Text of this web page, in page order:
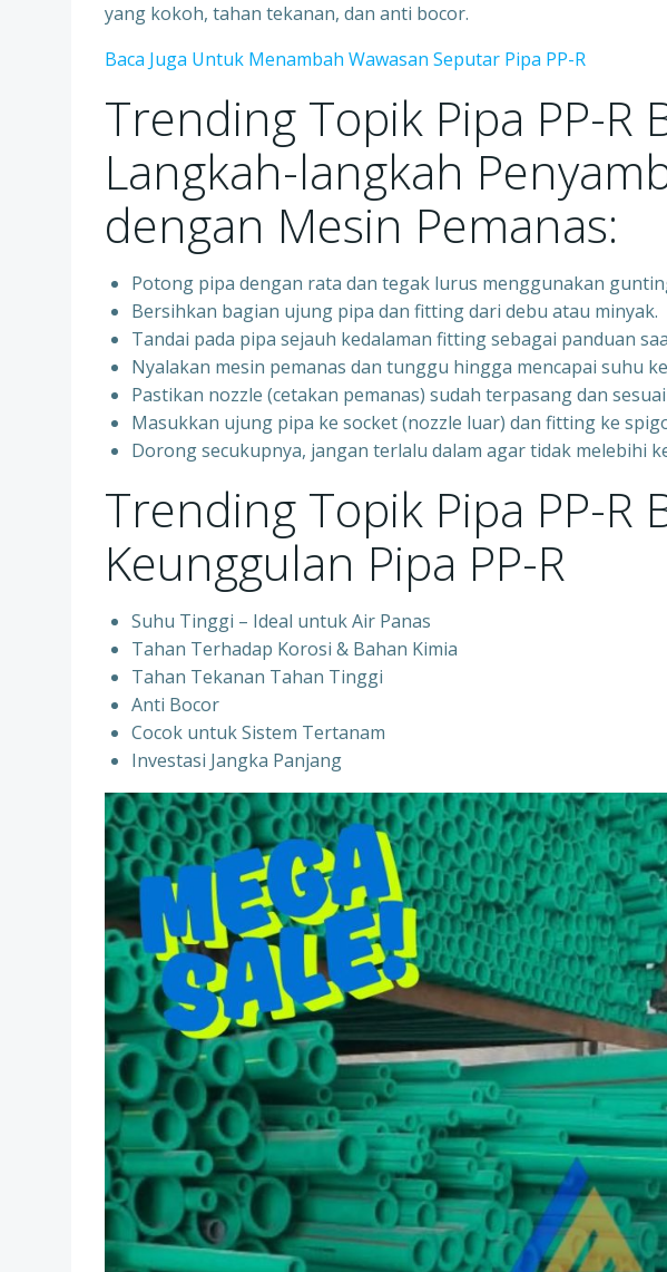
yang kokoh, tahan tekanan, dan anti bocor.
Baca Juga Untuk Menambah Wawasan Seputar Pipa PP-R
Trending Topik Pipa PP-R
Langkah-langkah
dengan Mesin Pemanas:
Potong pipa dengan rata dan tegak lurus menggunakan
Bersihkan bagian ujung pipa dan fitting dari debu atau minyak.
Tandai pada pipa sejauh kedalaman fitting sebagai panduan
Nyalakan mesin pemanas dan tunggu hingga mencapai suhu
Pastikan nozzle (cetakan pemanas) sudah terpasang dan
Masukkan ujung pipa ke socket (nozzle luar) dan fitting ke
Dorong secukupnya, jangan terlalu dalam agar tidak melebihi
Trending Topik Pipa PP-R
Keunggulan Pipa PP-R
Suhu Tinggi – Ideal untuk Air Panas
Tahan Terhadap Korosi & Bahan Kimia
Tahan Tekanan Tahan Tinggi
Anti Bocor
Cocok untuk Sistem Tertanam
Investasi Jangka Panjang